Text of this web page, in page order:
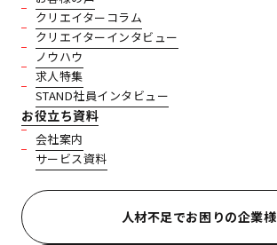
クリエイターコラム
クリエイターインタビュー
ノウハウ
求人特集
STAND社員インタビュー
お役立ち資料
会社案内
サービス資料
人材不足でお困りの企業様